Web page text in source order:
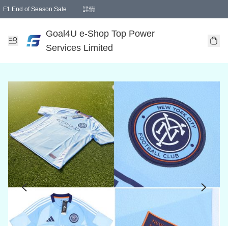
F1 End of Season Sale 詳情
Goal4U e-Shop Top Power
Services Limited